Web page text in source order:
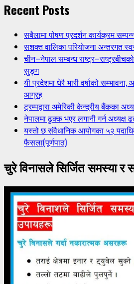
Recent Posts
सबैलामा पोषण प्रदर्शन कार्यक्रम
सशक्त वालिका परियोजना अन्तरगत
चीन–नेपाल सम्बन्ध
सुङ्ग
यी प्रदेशमा धेरै भारी वर्षाको
आग्रह
ट्रम्पद्वारा अमेरिकी केन्द्रीय बैंकका
नेपालमा ढुक्क भएर लगानी गर्न
यस्तो छ संवैधानिक आयोगका ५२
फैसला(पूर्णपाठ)
चुरे विनासले सिर्जित समस्या र